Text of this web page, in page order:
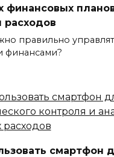
финансовых
расходов
правильно
финансами?
смартфон